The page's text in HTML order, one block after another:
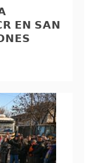
𝗘𝗡 𝗦𝗔𝗡